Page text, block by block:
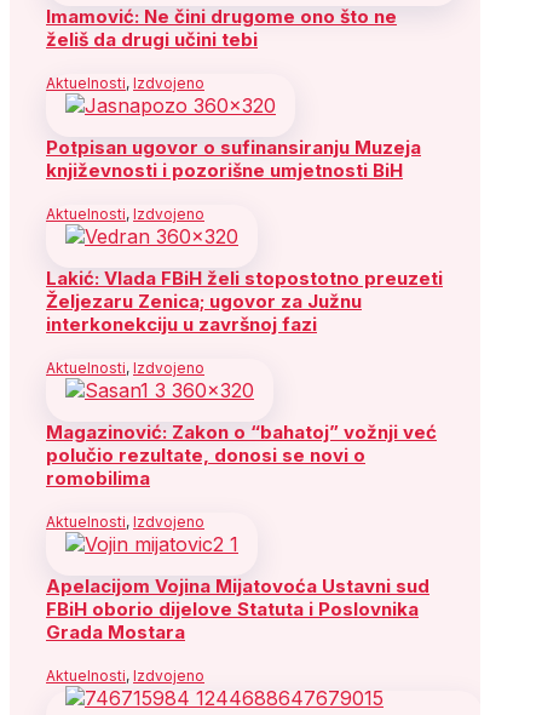
Imamović: Ne čini drugome ono što ne
želiš da drugi učini tebi
Aktuelnosti, Izdvojeno
Potpisan ugovor o sufinansiranju Muzeja
književnosti i pozorišne umjetnosti BiH
Aktuelnosti, Izdvojeno
Lakić: Vlada FBiH želi stopostotno preuzeti
Željezaru Zenica; ugovor za Južnu
interkonekciju u završnoj fazi
Aktuelnosti, Izdvojeno
Magazinović: Zakon o “bahatoj” vožnji već
polučio rezultate, donosi se novi o
romobilima
Aktuelnosti, Izdvojeno
Apelacijom Vojina Mijatovoća Ustavni sud
FBiH oborio dijelove Statuta i Poslovnika
Grada Mostara
Aktuelnosti, Izdvojeno